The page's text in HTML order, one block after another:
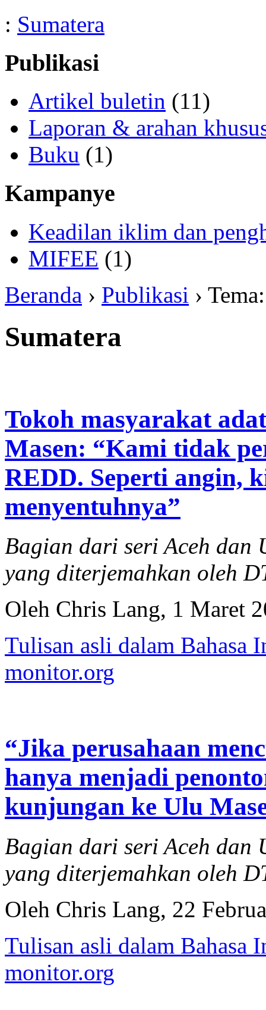
: Sumatera
Publikasi
Artikel buletin (11)
Laporan & arahan
Buku (1)
Kampanye
Keadilan iklim dan
MIFEE (1)
Beranda › Publikasi ›
Sumatera
Tokoh masyarakat
Masen: “Kami tidak
REDD. Seperti angin,
menyentuhnya”
Bagian dari seri Aceh dan
yang diterjemahkan oleh
Oleh Chris Lang, 1 Maret
Tulisan asli dalam Bahasa
monitor.org
“Jika perusahaan
hanya menjadi
kunjungan ke Ulu
Bagian dari seri Aceh dan
yang diterjemahkan oleh
Oleh Chris Lang, 22
Tulisan asli dalam Bahasa
monitor.org